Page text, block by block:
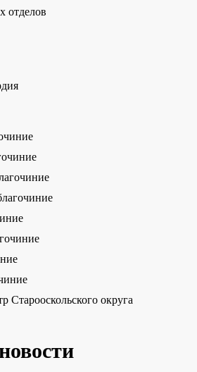
отделов
Старооскольского округа